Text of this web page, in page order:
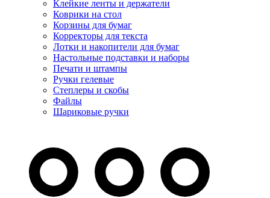
Клейкие ленты и держатели
Коврики на стол
Корзины для бумаг
Корректоры для текста
Лотки и накопители для бумаг
Настольные подставки и наборы
Печати и штампы
Ручки гелевые
Степлеры и скобы
Файлы
Шариковые ручки